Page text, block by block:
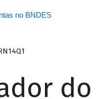
no BNDES
do